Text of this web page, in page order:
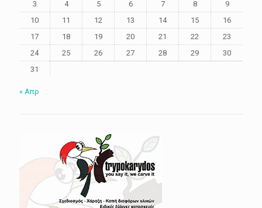
3 4 5 6 7 8
9
10
11 12 13 14 15
16
17
18 19 20 21 22
23
24
25 26 27 28 29
30
31
« Απρ